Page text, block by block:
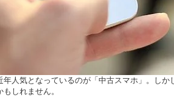
人気となっているのが「中古スマホ」。し
しれません。